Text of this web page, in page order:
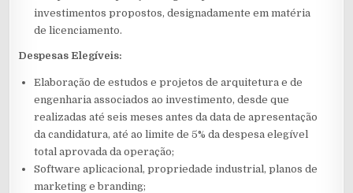
investimentos propostos, designadamente em matéria
de licenciamento.
Despesas Elegíveis:
Elaboração de estudos e projetos de arquitetura e de
engenharia associados ao investimento, desde que
realizadas até seis meses antes da data de apresentação
da candidatura, até ao limite de 5% da despesa elegível
total aprovada da operação;
Software aplicacional, propriedade industrial, planos de
marketing e branding;